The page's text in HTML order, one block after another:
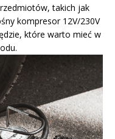
takich jak
kompresor 12V/230V
które warto mieć w